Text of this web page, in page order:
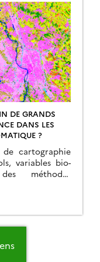
DE GRANDS
DANS LES
?
cartographie
variables bio-
méthodes
annotations
paramètres et
de calcul. Une
[…]